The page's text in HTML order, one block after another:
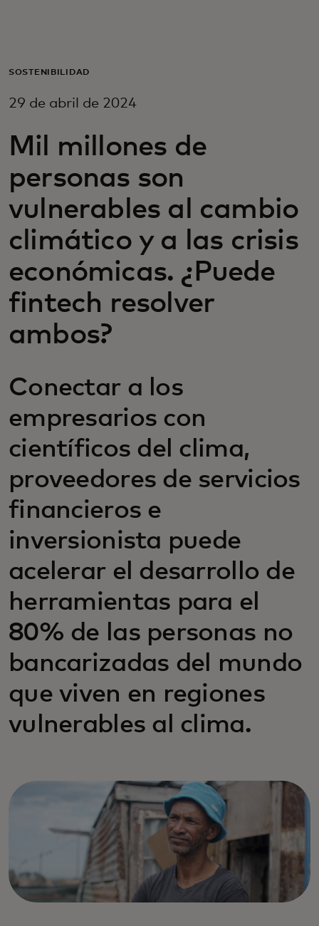
Para empresas
Noticias y tendencias
SOSTENIBILIDAD
29 de abril de 2024
Mil millones de
personas son
vulnerables al cambio
climático y a las crisis
económicas. ¿Puede
fintech resolver
ambos?
Conectar a los
empresarios con
científicos del clima,
proveedores de servicios
financieros e
inversionista puede
acelerar el desarrollo de
herramientas para el
80% de las personas no
bancarizadas del mundo
que viven en regiones
vulnerables al clima.